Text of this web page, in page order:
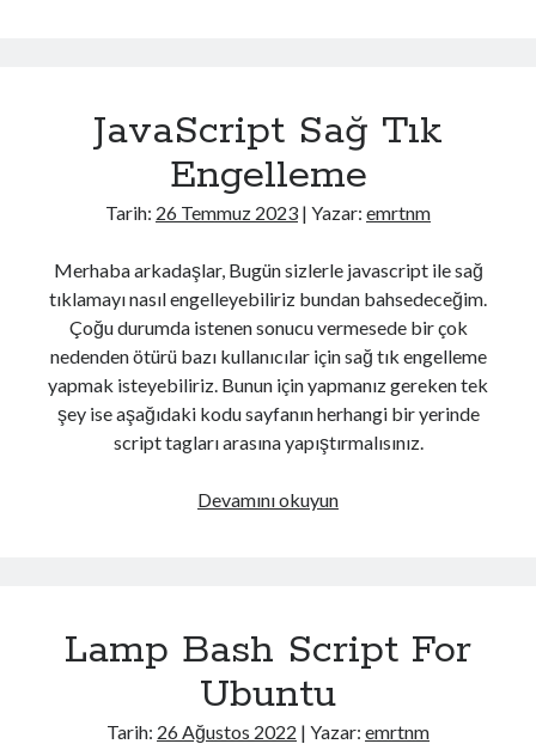
JavaScript Sağ Tık
Engelleme
Tarih: 26 Temmuz 2023 | Yazar: emrtnm
Merhaba arkadaşlar, Bugün sizlerle javascript ile sağ
tıklamayı nasıl engelleyebiliriz bundan bahsedeceğim.
Çoğu durumda istenen sonucu vermesede bir çok
nedenden ötürü bazı kullanıcılar için sağ tık engelleme
yapmak isteyebiliriz. Bunun için yapmanız gereken tek
şey ise aşağıdaki kodu sayfanın herhangi bir yerinde
script tagları arasına yapıştırmalısınız.
Devamını okuyunJavaScript
Lamp Bash Script For
Ubuntu
Tarih: 26 Ağustos 2022 | Yazar: emrtnm